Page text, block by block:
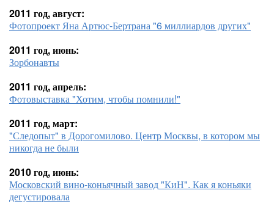
2011 год, август:
Фотопроект Яна Артюс-Бертрана "6 миллиардов других"
2011 год, июнь:
Зорбонавты
2011 год, апрель:
Фотовыставка "Хотим, чтобы помнили!"
2011 год, март:
"Следопыт" в Дорогомилово. Центр Москвы, в котором мы
никогда не были
2010 год, июнь:
Московский вино-коньячный завод "КиН". Как я коньяки
дегустировала